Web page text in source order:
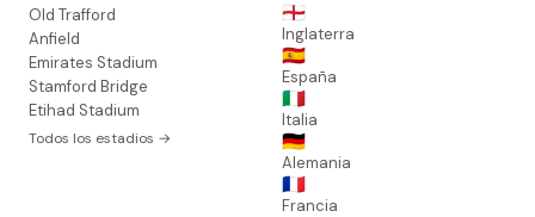
Old Trafford
Anfield
Emirates Stadium
Stamford Bridge
Etihad Stadium
Todos los estadios →
🏴󠁧󠁢󠁥󠁮󠁧󠁿
Inglaterra
🇪🇸
España
🇮🇹
Italia
🇩🇪
Alemania
🇫🇷
Francia